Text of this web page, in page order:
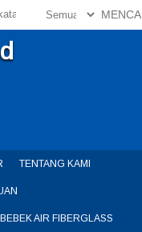
TENTANG KAMI
AIR FIBERGLASS